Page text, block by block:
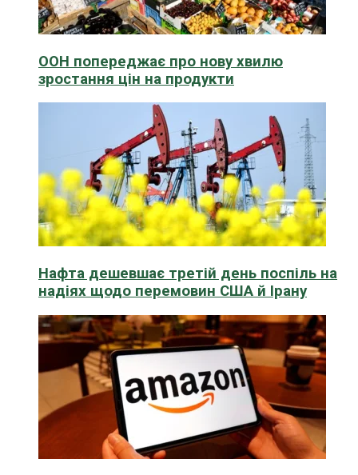
ООН попереджає про нову хвилю
зростання цін на продукти
Нафта дешевшає третій день поспіль на
надіях щодо перемовин США й Ірану